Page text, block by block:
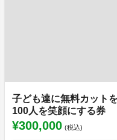
子ども達に無料カット
100人を笑顔にする券
¥300,000 (税込)